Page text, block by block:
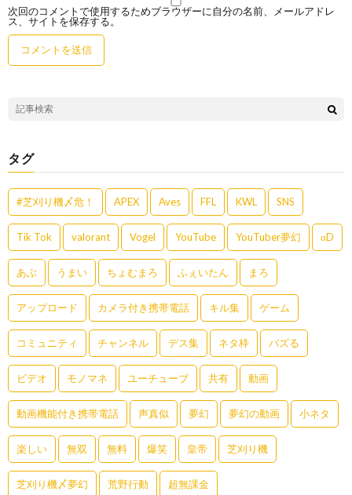
次回のコメントで使用するためブラウザーに自分の名前、メールアドレ
ス、サイトを保存する。
タグ
#芝刈り機〆危！ APEX Aves FFL KWL SNS
Tik Tok valorant Vogel YouTube YouTuber夢幻 αD
あぶ うまい ちょむまろ ふぇいたん まろ
アップロード カメラ付き携帯電話 キル集 ゲーム
コミュニティ チャンネル デス集 ネタ枠 バズる
ビデオ モノマネ ユーチューブ 共有 動画
動画機能付き携帯電話 声真似 夢幻 夢幻の動画 小ネタ
楽しい 無双 無料 爆笑 皇帝 芝刈り機
芝刈り機〆夢幻 荒野行動 超無課金